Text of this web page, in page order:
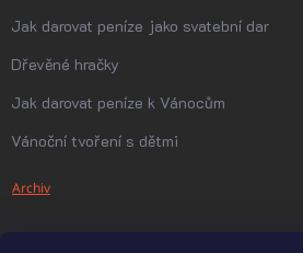
Jak darovat peníze jako svatební dar
Dřevěné hračky
Jak darovat peníze k Vánocům
Vánoční tvoření s dětmi
Archiv